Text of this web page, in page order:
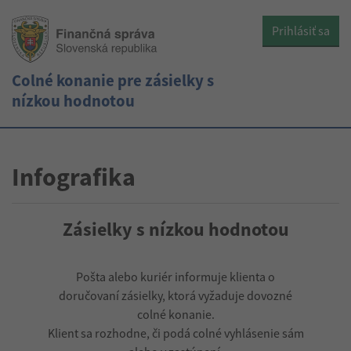
Colné konanie pre zásielky s
nízkou hodnotou
Prihlásiť sa
Infografika
Zásielky s nízkou hodnotou
Pošta alebo kuriér informuje klienta o
doručovaní zásielky, ktorá vyžaduje dovozné
colné konanie.
Klient sa rozhodne, či podá colné vyhlásenie sám